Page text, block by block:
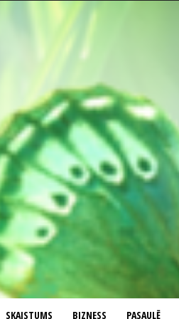
SKAISTUMS BIZNESS PASAULĒ